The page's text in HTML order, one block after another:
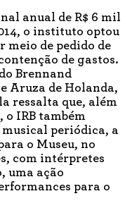
anual de R$ 6 mil
o instituto optou
meio de pedido de
de gastos.
Brennand
Aruza de Holanda,
ressalta que, além
IRB também
periódica, a
o Museu, no
com intérpretes
uma ação
para o